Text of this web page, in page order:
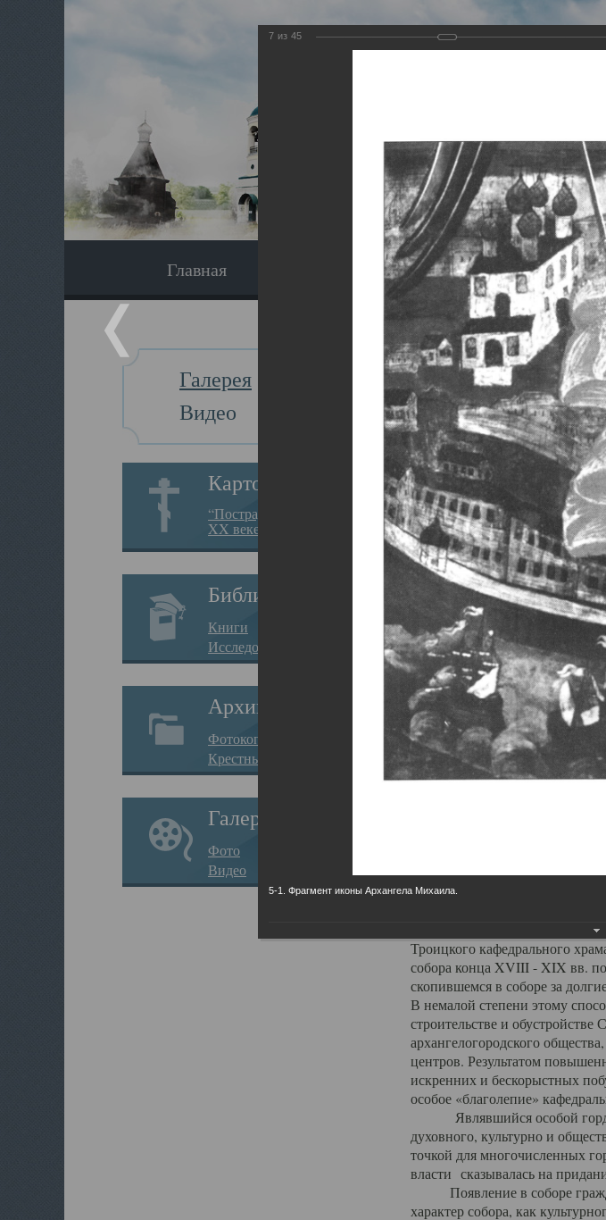
Главная Экскурсия Наследники
Галерея
Видео
Картотека
“Пострадавшие за веру в
XX веке на Севере”
Библиотека
Книги
Исследования
Архив
Фотокопии дел
Крестные ходы
Галерея
Фото
Видео
Главная Галерея Храмы-
Свято-
Свято-Троицкий собор
23.12.2015
Сегодня мы можем говорить,
пострадал от
выдающихся памятников
вызванная борьбой с
разрушение православного
собора Архангельска.
Возникнув в начале XVIII
двухэтажный Троицкий собор,
XVIII веке по масштабам ему
оставался самым высоким и
второе место, после гостиных
Один из самых больших и
портового города с
архангелогородской школы
Масштабность, благолепие и
заслуженно выделяя из
иконостас украшенный
царскими вратами, изящным
собой поистине
шитьем, многочисленными
неповторимый красочный
поражающий воображение
Троицкого кафедрального
собора конца XVIII - XIX вв.
скопившемся в соборе за
В немалой степени этому
строительстве и
архангелогородского
центров. Результатом
искренних и бескорыстных
особое «благолепие»
Являвшийся особой
духовного, культурно и
точкой для многочисленных
власти сказывалась на
Появление в соборе
характер собора, как
7 из 45
5-1. Фрагмент иконы Архангела Михаила.